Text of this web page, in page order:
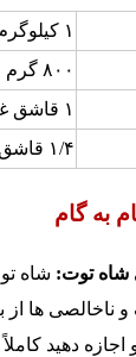
۱ کیلوگرم
۸۰۰ گرم
۱ قاشق غذاخوری
۱/۴ قاشق چای خوری
به گام
توت: شاه
و ناخالصی ها از
اجازه دهید